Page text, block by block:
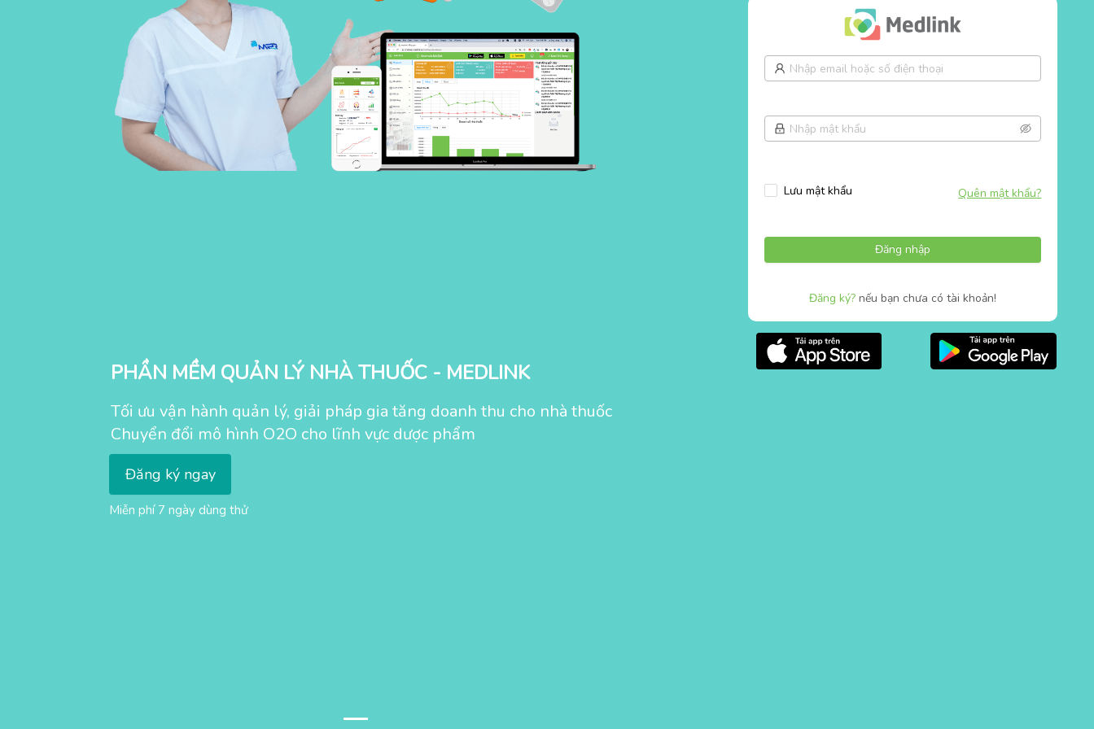
PHẦN MỀM QUẢN LÝ NHÀ THUỐC - MEDLINK
Tối ưu vận hành quản lý, giải pháp gia tăng doanh thu cho nhà thuốc
Chuyển đổi mô hình O2O cho lĩnh vực dược phẩm
Đăng ký ngay
Miễn phí 7 ngày dùng thử
Lưu mật khẩu Quên mật khẩu?
Đăng nhập
Đăng ký? nếu bạn chưa có tài khoản!